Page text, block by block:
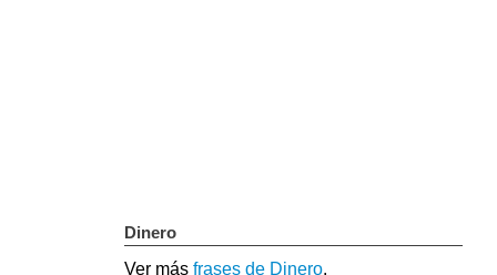
Dinero
Ver más frases de Dinero.